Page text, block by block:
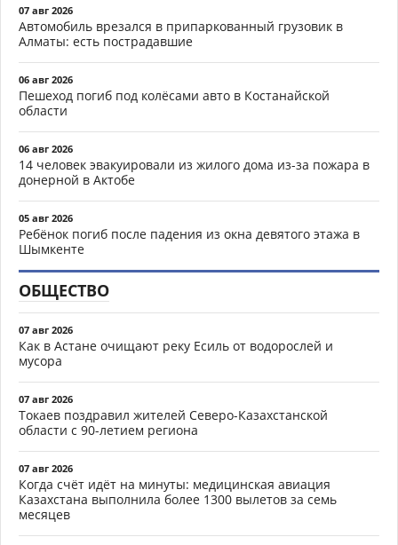
07 авг 2026
Автомобиль врезался в припаркованный грузовик в
Алматы: есть пострадавшие
06 авг 2026
Пешеход погиб под колёсами авто в Костанайской
области
06 авг 2026
14 человек эвакуировали из жилого дома из-за пожара в
донерной в Актобе
05 авг 2026
Ребёнок погиб после падения из окна девятого этажа в
Шымкенте
ОБЩЕСТВО
07 авг 2026
Как в Астане очищают реку Есиль от водорослей и
мусора
07 авг 2026
Токаев поздравил жителей Северо-Казахстанской
области с 90-летием региона
07 авг 2026
Когда счёт идёт на минуты: медицинская авиация
Казахстана выполнила более 1300 вылетов за семь
месяцев